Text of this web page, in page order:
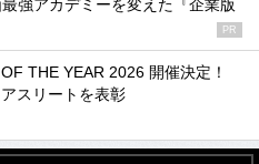
強アカデミーを変えた『企業版
PR
THE YEAR 2026 開催決定！
スリートを表彰